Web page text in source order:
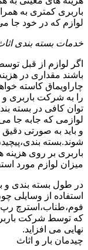
باربری کمتری به
لوازم که در خود جا
خدمات بسته بندی
اگر لوازم از قبل
باشند مقداری در
چاراویماق کاسته
را به شرکت باربری و
توان کافی در بسته
لوازمی که جابه جا
و باید به صورتی
شوند.بسته
باربری بر روی هزینه
میزان لوازم مورد
در طول بسته بندی و
استفاده از وسایلی
فوم،طناب،استرچ
که توسط شرکت
نهایی می افزاید.
چیدمان بار و اثاث